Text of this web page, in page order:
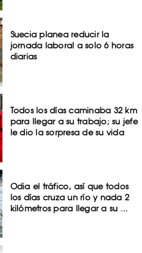
Suecia planea reducir la
jornada laboral a solo 6 horas
diarias
Todos los días caminaba 32 km
para llegar a su trabajo; su jefe
le dio la sorpresa de su vida
Odia el tráfico, así que todos
los días cruza un río y nada 2
kilómetros para llegar a su ...